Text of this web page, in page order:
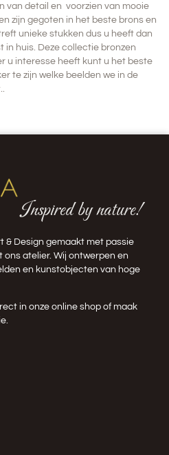
van detail en voorzien van mooie
zijn gegoten in het beste brons en
unieke stukken dus u heeft dan
in huis. Deze collectie bronzen
u interesse heeft kunt u het beste
te zijn welke beelden we in de
Inspired by nature!
& Design gemaakt met passie
atelier. Wij ontwerpen en
en kunstobjecten van hoge
in onze online shopof maak